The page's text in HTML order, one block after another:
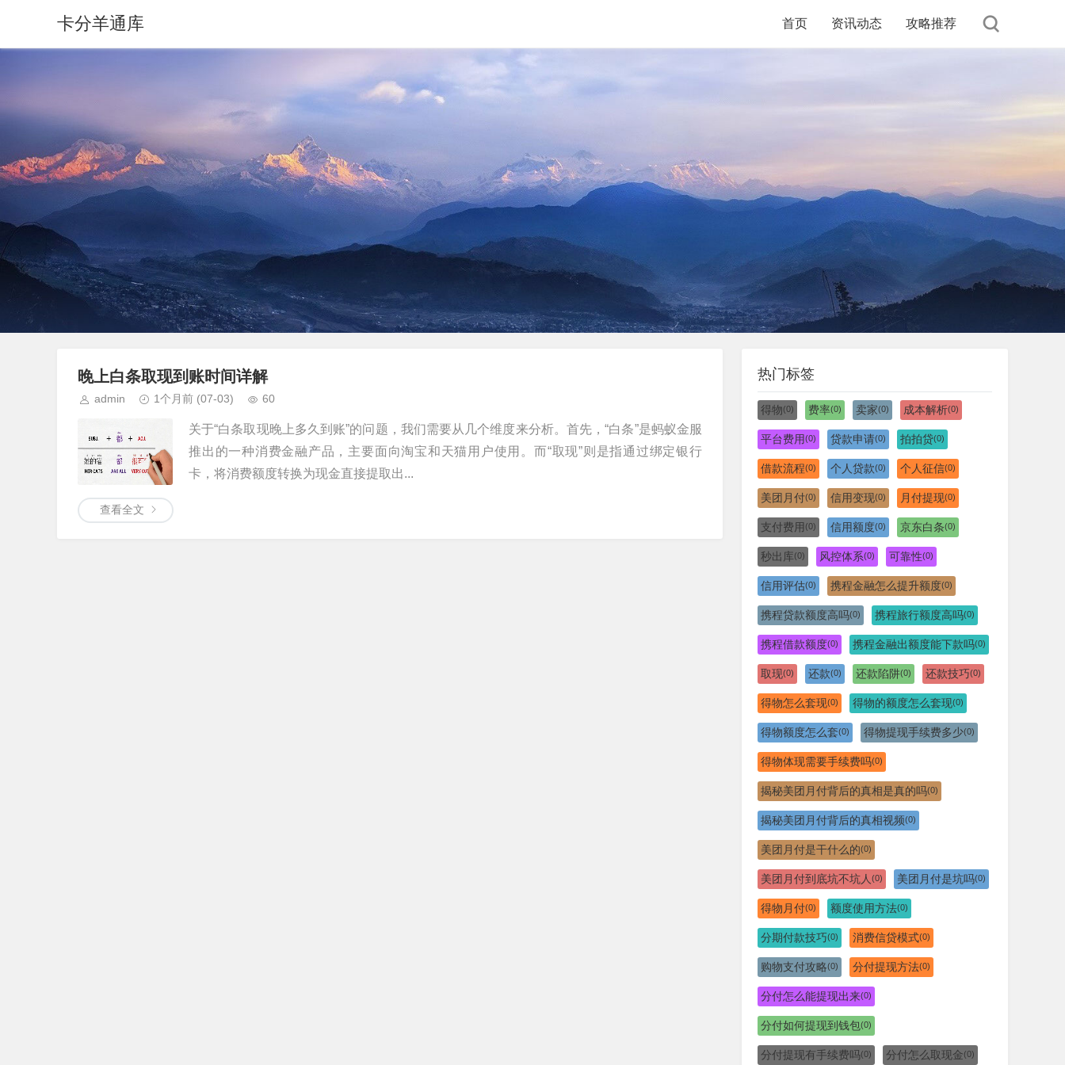
卡分羊通库 首页 资讯动态 攻略推荐
晚上白条取现到账时间详解
admin 1个月前 (07-03) 60
关于“白条取现晚上多久到账”的问题，我们需要从几个维度来分析。首先，“白条”是蚂蚁金服
推出的一种消费金融产品，主要面向淘宝和天猫用户使用。而“取现”则是指通过绑定银行
卡，将消费额度转换为现金直接提取出...
查看全文
热门标签
得物(0) 费率(0) 卖家(0) 成本解析(0)
平台费用(0) 贷款申请(0) 拍拍贷(0)
借款流程(0) 个人贷款(0) 个人征信(0)
美团月付(0) 信用变现(0) 月付提现(0)
支付费用 (0) 信用额度(0) 京东白条(0)
秒出库(0) 风控体系(0) 可靠性(0)
信用评估(0) 携程金融怎么提升额度(0)
携程贷款额度高吗(0) 携程旅行额度高吗(0)
携程借款额度(0) 携程金融出额度能下款吗(0)
取现(0) 还款(0) 还款陷阱(0) 还款技巧(0)
得物怎么套现(0) 得物的额度怎么套现(0)
得物额度怎么套(0) 得物提现手续费多少(0)
得物体现需要手续费吗(0)
揭秘美团月付背后的真相是真的吗(0)
揭秘美团月付背后的真相视频(0)
美团月付是干什么的(0)
美团月付到底坑不坑人 (0) 美团月付是坑吗(0)
得物月付(0) 额度使用方法(0)
分期付款技巧(0) 消费信贷模式(0)
购物支付攻略(0) 分付提现方法(0)
分付怎么能提现出来(0)
分付如何提现到钱包(0)
分付提现有手续费吗(0) 分付怎么取现金(0)